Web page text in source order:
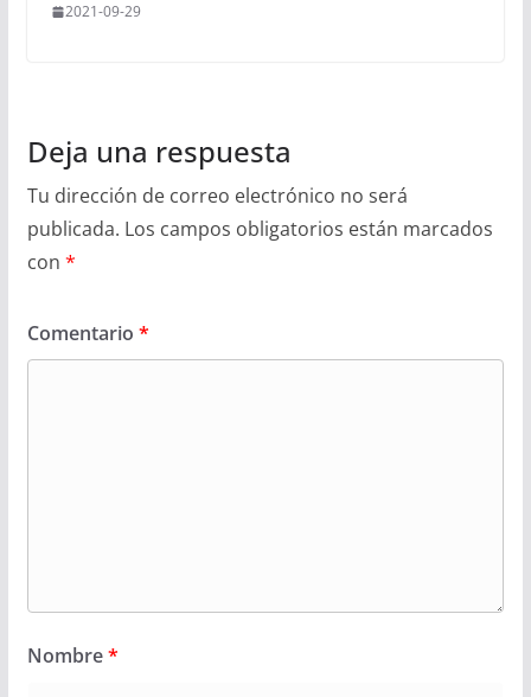
2021-09-29
Deja una respuesta
Tu dirección de correo electrónico no será
publicada. Los campos obligatorios están marcados
con *
Comentario *
Nombre*